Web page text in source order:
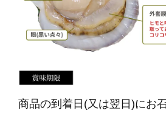
商品の到着日(又は翌日)にお